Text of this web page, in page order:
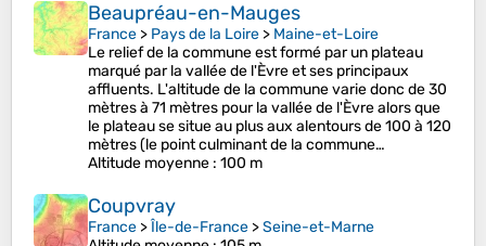
Beaupréau-en-Mauges
France > Pays de la Loire > Maine-et-Loire
Le relief de la commune est formé par un plateau
marqué par la vallée de l'Èvre et ses principaux
affluents. L'altitude de la commune varie donc de 30
mètres à 71 mètres pour la vallée de l'Èvre alors que
le plateau se situe au plus aux alentours de 100 à 120
mètres (le point culminant de la commune…
Altitude moyenne : 100 m
Coupvray
France >Île-de-France >Seine-et-Marne